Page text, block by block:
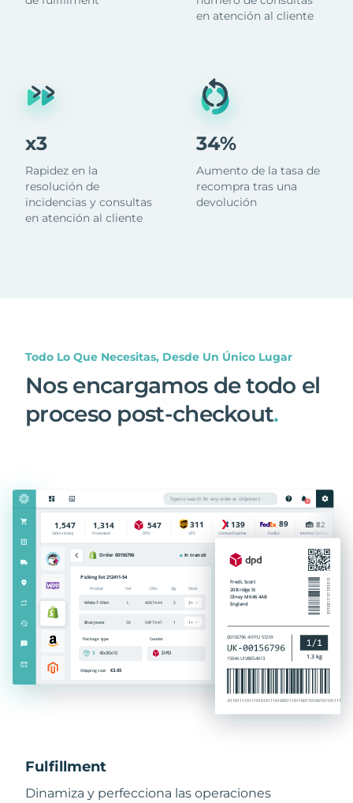
x3
Rapidez en la
resolución de
incidencias y consultas
en atención al cliente
en atención al cliente
34%
Aumento de la tasa de
recompra tras una
devolución
Todo Lo Que Necesitas, Desde Un Único Lugar
Nos encargamos de todo el
proceso post-checkout.
Fulfillment
Dinamiza y perfecciona las operaciones